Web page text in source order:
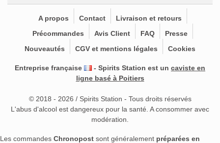
A propos Contact
Livraison et retours
Précommandes
Avis Client FAQ
Presse
Nouveautés
CGV et mentions légales Cookies
Entreprise française - Spirits Station est un caviste en
ligne basé à Poitiers
© 2018 - 2026 / Spirits Station - Tous droits réservés
L'abus d'alcool est dangereux pour la santé. A consommer avec
modération.
Les commandes Chronopost sont généralement préparées en